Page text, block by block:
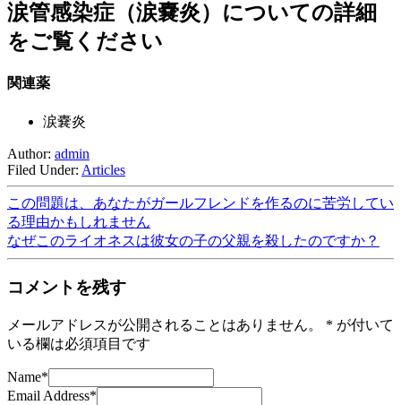
涙管感染症（涙嚢炎）についての詳細
をご覧ください
関連薬
涙嚢炎
Author: admin
Filed Under: Articles
この問題は、あなたがガールフレンドを作るのに苦労してい
る理由かもしれません
なぜこのライオネスは彼女の子の父親を殺したのですか？
コメントを残す
メールアドレスが公開されることはありません。 * が付いて
いる欄は必須項目です
Name*
Email Address*